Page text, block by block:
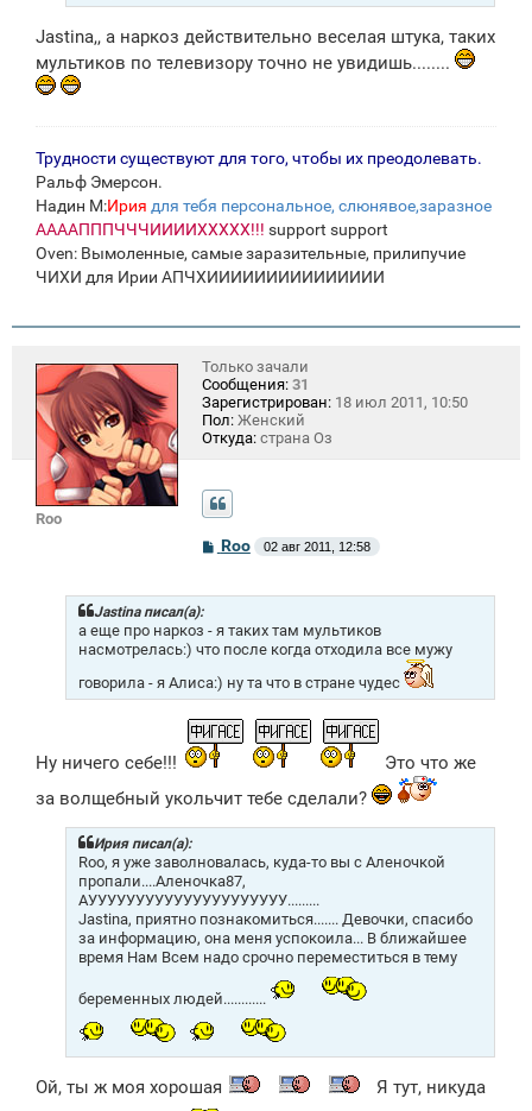
Jastina,, а наркоз действительно веселая штука, таких
мультиков по телевизору точно не увидишь........
Трудности существуют для того, чтобы их преодолевать.
Ральф Эмерсон.
Надин М:Ирия для тебя персональное, слюнявое,заразное
ААААПППЧЧЧИИИИХХХХХ!!! support support
Oven: Вымоленные, самые заразительные, прилипучие
ЧИХИ для Ирии АПЧХИИИИИИИИИИИИИИИ
Roo
Только зачали
Сообщения: 31
Зарегистрирован: 18 июл 2011, 10:50
Пол: Женский
Откуда: страна Оз
С
б
е
н
и
е
Roo 02 авг 2011, 12:58
Jastina писал(а):
а еще про наркоз - я таких там мультиков
насмотрелась:) что после когда отходила все мужу
говорила - я Алиса:) ну та что в стране чудес
Ну ничего себе!!!
Это что же
за волщебный укольчит тебе сделали?
Ирия писал(а):
Roo, я уже заволновалась, куда-то вы с Аленочкой
пропали....Аленочка87,
АУУУУУУУУУУУУУУУУУУУУУ.........
Jastina, приятно познакомиться....... Девочки, спасибо
за информацию, она меня успокоила... В ближайшее
время Нам Всем надо срочно переместиться в тему
беременных людей............
Ой, ты ж моя хорошая
Я тут, никуда